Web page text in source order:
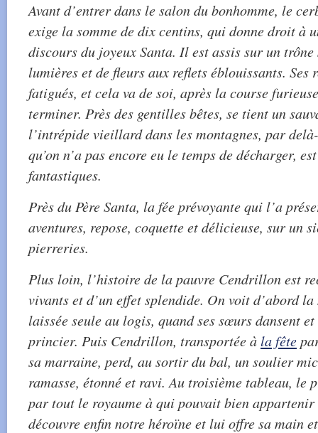
Avant d’entrer dans le salon du bonhomme, le
exige la somme de dix centins, qui donne droit à
discours du joyeux Santa. Il est assis sur un
lumières et de fleurs aux reflets éblouissants. Ses
fatigués, et cela va de soi, après la course
terminer. Près des gentilles bêtes, se tient un
l’intrépide vieillard dans les montagnes, par
qu’on n’a pas encore eu le temps de décharger,
fantastiques.
Près du Père Santa, la fée prévoyante qui l’a
aventures, repose, coquette et délicieuse, sur un
pierreries.
Plus loin, l’histoire de la pauvre Cendrillon est
vivants et d’un effet splendide. On voit d’abord
laissée seule au logis, quand ses sœurs dansent
princier. Puis Cendrillon, transportée àla fête
sa marraine, perd, au sortir du bal, un soulier
ramasse, étonné et ravi. Au troisième tableau, le
par tout le royaume à qui pouvait bien
découvre enfin notre héroïne et lui offre sa main